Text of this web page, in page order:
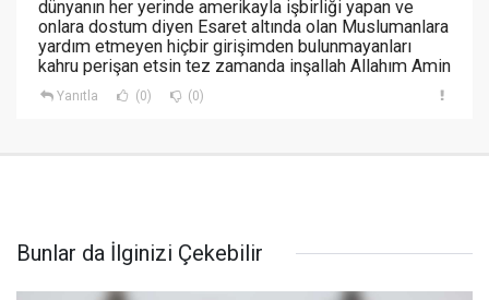
dünyanın her yerinde amerikayla işbirliği yapan ve
onlara dostum diyen Esaret altında olan Muslumanlara
yardım etmeyen hiçbir girişimden bulunmayanları
kahru perişan etsin tez zamanda inşallah Allahım Amin
Yanıtla (0) (0)
Bunlar da İlginizi Çekebilir